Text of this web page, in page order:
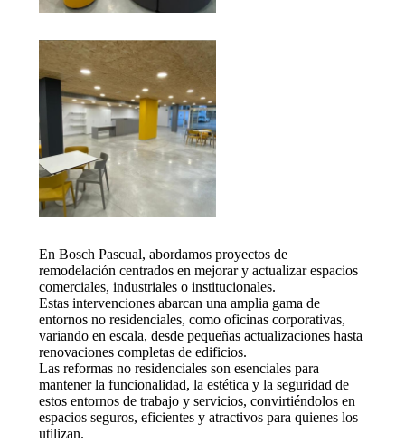
En Bosch Pascual, abordamos proyectos de
remodelación centrados en mejorar y actualizar espacios
comerciales, industriales o institucionales.
Estas intervenciones abarcan una amplia gama de
entornos no residenciales, como oficinas corporativas,
variando en escala, desde pequeñas actualizaciones hasta
renovaciones completas de edificios.
Las reformas no residenciales son esenciales para
mantener la funcionalidad, la estética y la seguridad de
estos entornos de trabajo y servicios, convirtiéndolos en
espacios seguros, eficientes y atractivos para quienes los
utilizan.